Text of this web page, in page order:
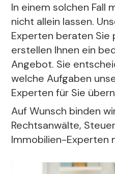
In einem solchen Fall
nicht allein lassen.
Experten beraten Sie
erstellen Ihnen ein
Angebot. Sie
welche Aufgaben
Experten für Sie
Auf Wunsch binden
Rechtsanwälte,
Immobilien-Experten